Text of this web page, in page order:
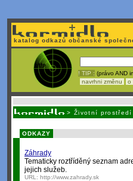
katalog odkazů občanské
! TIP : (právo AND
navrhni změnu
o
> Životní prostředí
ODKAZY
Záhrady
Tematicky roztříděný seznam
jejich služeb.
URL: http://www.zahrady.sk